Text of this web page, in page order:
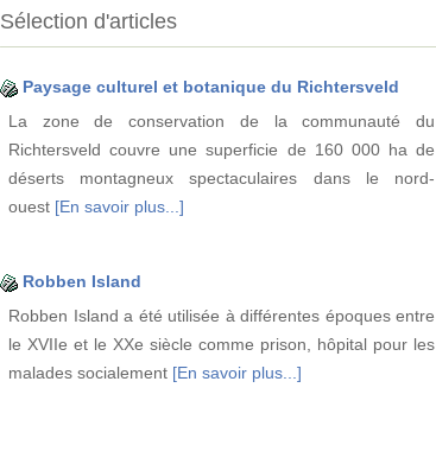
Sélection d'articles
Paysage culturel et botanique du Richtersveld
La zone de conservation de la communauté du
Richtersveld couvre une superficie de 160 000 ha de
déserts montagneux spectaculaires dans le nord-
ouest [En savoir plus...]
Robben Island
Robben Island a été utilisée à différentes époques entre
le XVIIe et le XXe siècle comme prison, hôpital pour les
malades socialement [En savoir plus...]